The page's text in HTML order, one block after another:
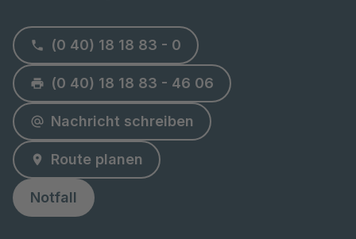
(0 40) 18 18 83 - 0
(0 40) 18 18 83 - 46 06
Nachricht schreiben
Route planen
Notfall